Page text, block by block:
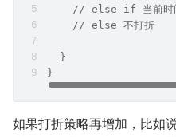
// else if 当前时
    // else 不打折
  }
}
如果打折策略再增加，比如